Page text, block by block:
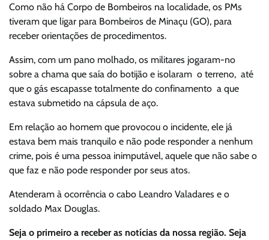
Como não há Corpo de Bombeiros na localidade, os PMs
tiveram que ligar para Bombeiros de Minaçu (GO), para
receber orientações de procedimentos.
Assim, com um pano molhado, os militares jogaram-no
sobre a chama que saía do botijão e isolaram o terreno, até
que o gás escapasse totalmente do confinamento a que
estava submetido na cápsula de aço.
Em relação ao homem que provocou o incidente, ele já
estava bem mais tranquilo e não pode responder a nenhum
crime, pois é uma pessoa inimputável, aquele que não sabe o
que faz e não pode responder por seus atos.
Atenderam à ocorrência o cabo Leandro Valadares e o
soldado Max Douglas.
Seja o primeiro a receber as notícias da nossa região. Seja